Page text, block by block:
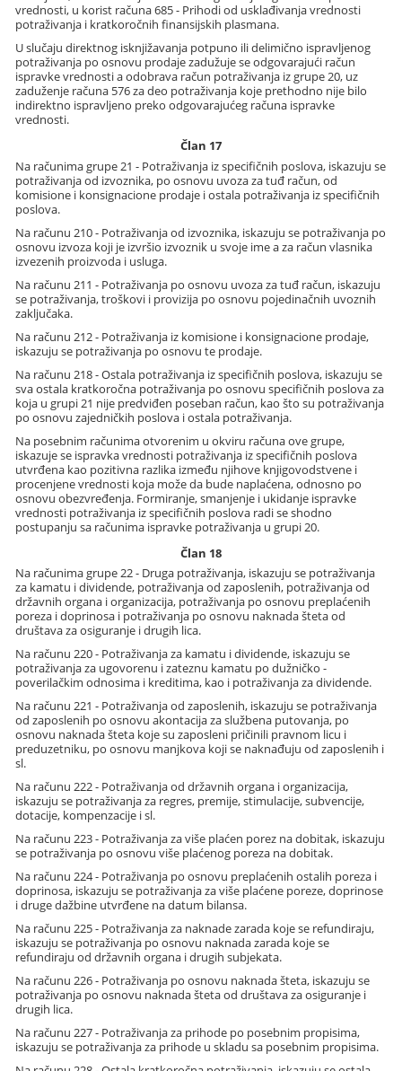
vrednosti, u korist računa 685 - Prihodi od usklađivanja vrednosti
potraživanja i kratkoročnih finansijskih plasmana.
U slučaju direktnog isknjižavanja potpuno ili delimično ispravljenog
potraživanja po osnovu prodaje zadužuje se odgovarajući račun
ispravke vrednosti a odobrava račun potraživanja iz grupe 20, uz
zaduženje računa 576 za deo potraživanja koje prethodno nije bilo
indirektno ispravljeno preko odgovarajućeg računa ispravke
vrednosti.
Član 17
Na računima grupe 21 - Potraživanja iz specifičnih poslova, iskazuju se
potraživanja od izvoznika, po osnovu uvoza za tuđ račun, od
komisione i konsignacione prodaje i ostala potraživanja iz specifičnih
poslova.
Na računu 210 - Potraživanja od izvoznika, iskazuju se potraživanja po
osnovu izvoza koji je izvršio izvoznik u svoje ime a za račun vlasnika
izvezenih proizvoda i usluga.
Na računu 211 - Potraživanja po osnovu uvoza za tuđ račun, iskazuju
se potraživanja, troškovi i provizija po osnovu pojedinačnih uvoznih
zaključaka.
Na računu 212 - Potraživanja iz komisione i konsignacione prodaje,
iskazuju se potraživanja po osnovu te prodaje.
Na računu 218 - Ostala potraživanja iz specifičnih poslova, iskazuju se
sva ostala kratkoročna potraživanja po osnovu specifičnih poslova za
koja u grupi 21 nije predviđen poseban račun, kao što su potraživanja
po osnovu zajedničkih poslova i ostala potraživanja.
Na posebnim računima otvorenim u okviru računa ove grupe,
iskazuje se ispravka vrednosti potraživanja iz specifičnih poslova
utvrđena kao pozitivna razlika između njihove knjigovodstvene i
procenjene vrednosti koja može da bude naplaćena, odnosno po
osnovu obezvređenja. Formiranje, smanjenje i ukidanje ispravke
vrednosti potraživanja iz specifičnih poslova radi se shodno
postupanju sa računima ispravke potraživanja u grupi 20.
Član 18
Na računima grupe 22 - Druga potraživanja, iskazuju se potraživanja
za kamatu i dividende, potraživanja od zaposlenih, potraživanja od
državnih organa i organizacija, potraživanja po osnovu preplaćenih
poreza i doprinosa i potraživanja po osnovu naknada šteta od
društava za osiguranje i drugih lica.
Na računu 220 - Potraživanja za kamatu i dividende, iskazuju se
potraživanja za ugovorenu i zateznu kamatu po dužničko -
poverilačkim odnosima i kreditima, kao i potraživanja za dividende.
Na računu 221 - Potraživanja od zaposlenih, iskazuju se potraživanja
od zaposlenih po osnovu akontacija za službena putovanja, po
osnovu naknada šteta koje su zaposleni pričinili pravnom licu i
preduzetniku, po osnovu manjkova koji se naknađuju od zaposlenih i
sl.
Na računu 222 - Potraživanja od državnih organa i organizacija,
iskazuju se potraživanja za regres, premije, stimulacije, subvencije,
dotacije, kompenzacije i sl.
Na računu 223 - Potraživanja za više plaćen porez na dobitak, iskazuju
se potraživanja po osnovu više plaćenog poreza na dobitak.
Na računu 224 - Potraživanja po osnovu preplaćenih ostalih poreza i
doprinosa, iskazuju se potraživanja za više plaćene poreze, doprinose
i druge dažbine utvrđene na datum bilansa.
Na računu 225 - Potraživanja za naknade zarada koje se refundiraju,
iskazuju se potraživanja po osnovu naknada zarada koje se
refundiraju od državnih organa i drugih subjekata.
Na računu 226 - Potraživanja po osnovu naknada šteta, iskazuju se
potraživanja po osnovu naknada šteta od društava za osiguranje i
drugih lica.
Na računu 227 - Potraživanja za prihode po posebnim propisima,
iskazuju se potraživanja za prihode u skladu sa posebnim propisima.